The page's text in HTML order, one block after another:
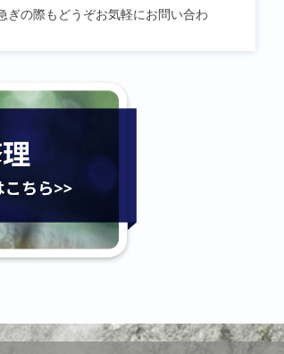
ぎの際もどうぞお気軽にお問い合わ